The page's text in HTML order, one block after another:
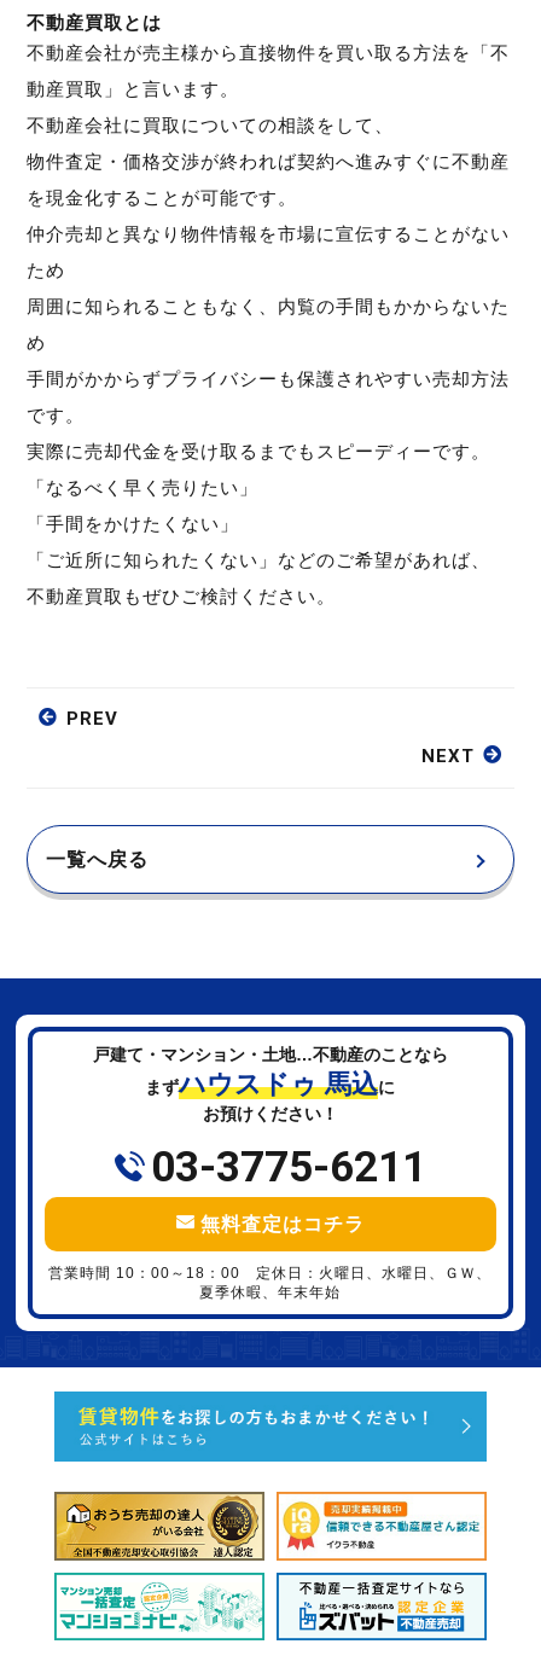
不動産買取とは
不動産会社が売主様から直接物件を買い取る方法を「不
動産買取」と言います。
不動産会社に買取についての相談をして、
物件査定・価格交渉が終われば契約へ進みすぐに不動産
を現金化することが可能です。
仲介売却と異なり物件情報を市場に宣伝することがない
ため
周囲に知られることもなく、内覧の手間もかからないた
め
手間がかからずプライバシーも保護されやすい売却方法
です。
実際に売却代金を受け取るまでもスピーディーです。
「なるべく早く売りたい」
「手間をかけたくない」
「ご近所に知られたくない」などのご希望があれば、
不動産買取もぜひご検討ください。
PREV
NEXT
一覧へ戻る
戸建て・マンション・土地…不動産のことなら
まずハウスドゥ 馬込に
お預けください！
03-3775-6211
無料査定はコチラ
営業時間 10：00～18：00 定休日：火曜日、水曜日、ＧＷ、
夏季休暇、年末年始